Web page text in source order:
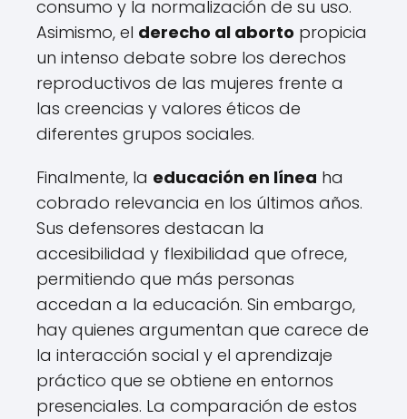
consumo y la normalización de su uso.
Asimismo, el derecho al aborto propicia
un intenso debate sobre los derechos
reproductivos de las mujeres frente a
las creencias y valores éticos de
diferentes grupos sociales.
Finalmente, la educación en línea ha
cobrado relevancia en los últimos años.
Sus defensores destacan la
accesibilidad y flexibilidad que ofrece,
permitiendo que más personas
accedan a la educación. Sin embargo,
hay quienes argumentan que carece de
la interacción social y el aprendizaje
práctico que se obtiene en entornos
presenciales. La comparación de estos